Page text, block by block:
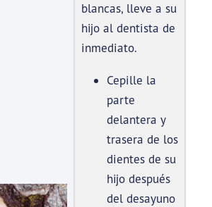
blancas, lleve a su
hijo al dentista de
inmediato.
Cepille la
parte
delantera y
trasera de los
dientes de su
hijo después
del desayuno